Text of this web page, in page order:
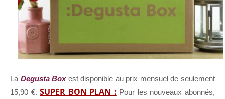
La Degusta Boxest disponible au prix mensuel de seulement
15,90 €.SUPER BON PLAN : Pour les nouveaux abonnés,